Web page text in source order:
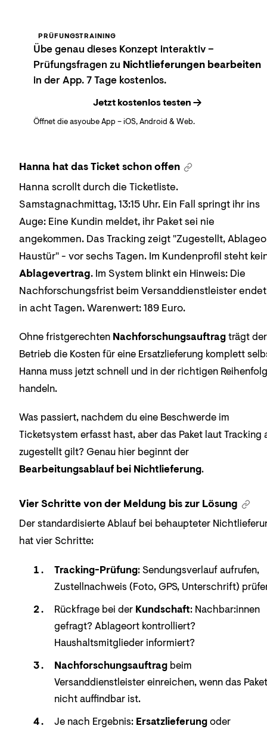
PRÜFUNGSTRAINING
Übe genau dieses Konzept interaktiv –
Prüfungsfragen zu Nichtlieferungen bearbeiten
in der App. 7 Tage kostenlos.
Jetzt kostenlos testen
Öffnet die asyoube App – iOS, Android & Web.
Hanna hat das Ticket schon offen
Hanna scrollt durch die Ticketliste.
Samstagnachmittag, 13:15 Uhr. Ein Fall springt ihr ins
Auge: Eine Kundin meldet, ihr Paket sei nie
angekommen. Das Tracking zeigt "Zugestellt,
Haustür" - vor sechs Tagen. Im Kundenprofil steht
Ablagevertrag. Im System blinkt ein Hinweis: Die
Nachforschungsfrist beim Versanddienstleister endet
in acht Tagen. Warenwert: 189 Euro.
Ohne fristgerechten Nachforschungsauftragträgt der
Betrieb die Kosten für eine Ersatzlieferung komplett
Hanna muss jetzt schnell und in der richtigen
handeln.
Was passiert, nachdem du eine Beschwerde im
Ticketsystem erfasst hast, aber das Paket laut Tracking
zugestellt gilt? Genau hier beginnt der
Bearbeitungsablauf bei Nichtlieferung.
Vier Schritte von der Meldung bis zur Lösung
Der standardisierte Ablauf bei behaupteter
hat vier Schritte:
Tracking-Prüfung: Sendungsverlauf aufrufen,
Zustellnachweis (Foto, GPS, Unterschrift)
Rückfrage bei der Kundschaft: Nachbar:innen
gefragt? Ablageort kontrolliert?
Haushaltsmitglieder informiert?
Nachforschungsauftragbeim
Versanddienstleister einreichen, wenn das Paket
nicht auffindbar ist.
Je nach Ergebnis: Ersatzlieferungoder